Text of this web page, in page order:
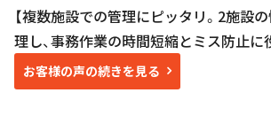
【複数施設での管理にピッタリ。2施設
理し、事務作業の時間短縮とミス防止に
お客様の声の続きを見る